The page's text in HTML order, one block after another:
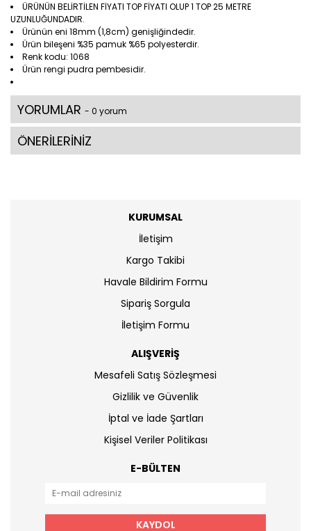
ÜRÜNÜN BELİRTİLEN FİYATI TOP FİYATI OLUP 1 TOP 25 METRE
UZUNLUĞUNDADIR.
Ürünün eni 18mm (1,8cm) genişliğindedir.
Ürün bileşeni %35 pamuk %65 polyesterdir.
Renk kodu: 1068
Ürün rengi pudra pembesidir.
YORUMLAR - 0 yorum
ÖNERİLERİNİZ
KURUMSAL
İletişim
Kargo Takibi
Havale Bildirim Formu
Sipariş Sorgula
İletişim Formu
ALIŞVERİŞ
Mesafeli Satış Sözleşmesi
Gizlilik ve Güvenlik
İptal ve İade Şartları
Kişisel Veriler Politikası
E-BÜLTEN
KAYDOL